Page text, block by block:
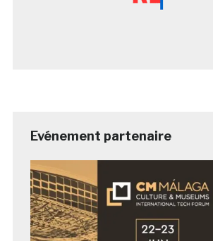
Evénement partenaire